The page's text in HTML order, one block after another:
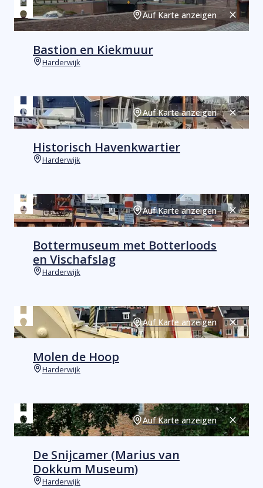
Auf Karte anzeigen
Bastion en Kiekmuur
Harderwijk
Auf Karte anzeigen
Historisch Havenkwartier
Harderwijk
Auf Karte anzeigen
Bottermuseum met Botterloods
en Vischafslag
Harderwijk
Auf Karte anzeigen
Molen de Hoop
Harderwijk
Auf Karte anzeigen
De Snijcamer (Marius van
Dokkum Museum)
Harderwijk